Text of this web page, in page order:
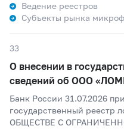
Ведение реестров
Субъекты рынка
33
О внесении в
сведений об ООО
Банк России 31.07.2026
государственный реестр
ОБЩЕСТВЕ С